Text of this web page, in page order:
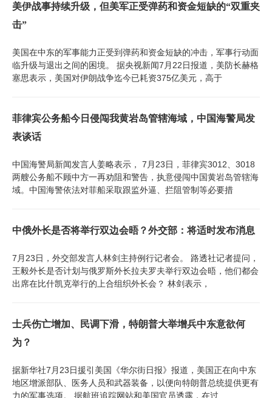
美伊战事持续升级，但美军正受弹药和资金短缺的“双重夹
击”
美国在中东的军事能力正受到弹药和资金短缺的冲击，军事行动面
临升级与退出之间的困境。 据央视新闻7月22日报道，美防长赫格
塞思表示，美国对伊朗战争迄今已耗资375亿美元，高于
菲律宾公务船今日侵闯我黄岩岛管辖海域，中国海警局发
表谈话
中国海警局新闻发言人姜略表示， 7月23日，菲律宾3012、3018
两艘公务船不顾中方一再劝阻和警告，执意侵闯中国黄岩岛管辖海
域。中国海警依法对菲船采取跟监外逼、拦阻管制等必要措
中俄外长是否将举行双边会晤？外交部：将适时发布消息
7月23日，外交部发言人林剑主持例行记者会。 路透社记者提问，
王毅外长是否计划与俄罗斯外长拉夫罗夫举行双边会晤，他们都会
出席在比什凯克举行的上合组织外长会？ 林剑表示，
士兵伤亡增加、民调下滑，特朗普大举增兵中东意欲何
为？
据新华社7月23日援引美国《华尔街日报》报道，美国正在向中东
地区增派部队、医务人员和武器装备，以便向特朗普总统提供更有
力的军事选项。 据航班追踪网站和美国官员透露，在过